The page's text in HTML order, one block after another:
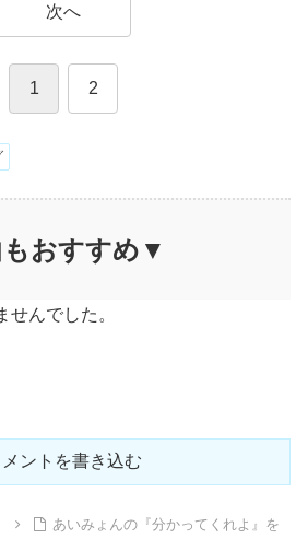
次へ
1 2
おすすめ▼
せんでした。
メントを書き込む
あいみょんの『分かってくれよ』を